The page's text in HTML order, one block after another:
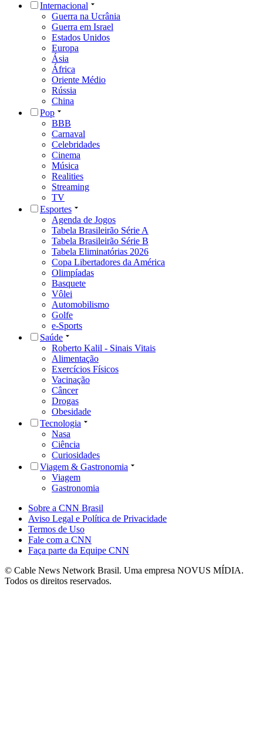
Internacional
Guerra na Ucrânia
Guerra em Israel
Estados Unidos
Europa
Ásia
África
Oriente Médio
Rússia
China
Pop
BBB
Carnaval
Celebridades
Cinema
Música
Realities
Streaming
TV
Esportes
Agenda de Jogos
Tabela Brasileirão Série A
Tabela Brasileirão Série B
Tabela Eliminatórias 2026
Copa Libertadores da América
Olimpíadas
Basquete
Vôlei
Automobilismo
Golfe
e-Sports
Saúde
Roberto Kalil - Sinais Vitais
Alimentação
Exercícios Físicos
Vacinação
Câncer
Drogas
Obesidade
Tecnologia
Nasa
Ciência
Curiosidades
Viagem & Gastronomia
Viagem
Gastronomia
Sobre a CNN Brasil
Aviso Legal e Política de Privacidade
Termos de Uso
Fale com a CNN
Faça parte da Equipe CNN
© Cable News Network Brasil. Uma empresa NOVUS MÍDIA.
Todos os direitos reservados.